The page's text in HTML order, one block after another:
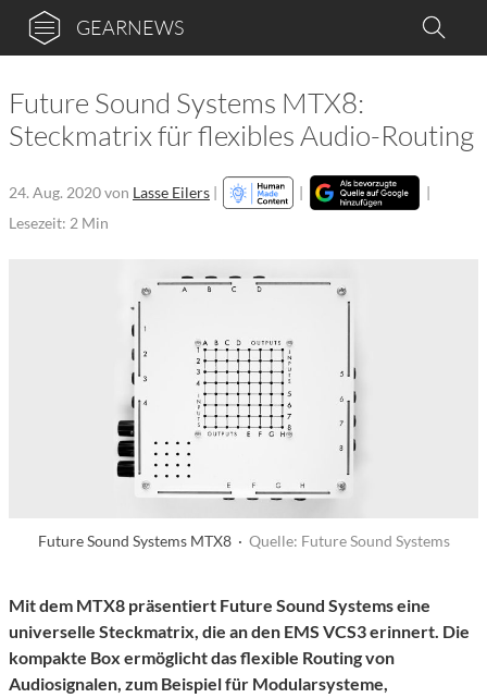
GEARNEWS
Future Sound Systems MTX8:
Steckmatrix für flexibles Audio-Routing
24. Aug. 2020von Lasse Eilers | |
|
Lesezeit: 2 Min
Future Sound Systems MTX8 · Quelle: Future Sound Systems
Mit dem MTX8 präsentiert Future Sound Systems eine
universelle Steckmatrix, die an den EMS VCS3 erinnert. Die
kompakte Box ermöglicht das flexible Routing von
Audiosignalen, zum Beispiel für Modularsysteme,